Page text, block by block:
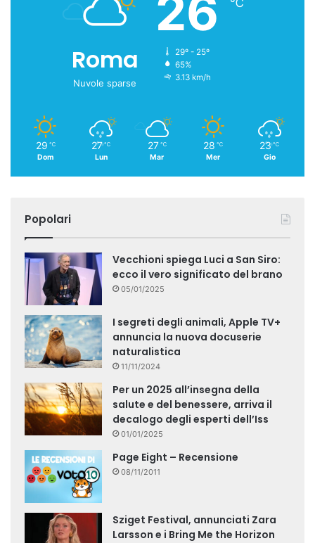
Roma
Nuvole sparse
26 ℃
29º - 25º
65%
3.13 km/h
29 ℃
Dom
27 ℃
Lun
27 ℃
Mar
28 ℃
Mer
23 ℃
Gio
Popolari
Vecchioni spiega Luci a San Siro:
ecco il vero significato del brano
05/01/2025
I segreti degli animali, Apple TV+
annuncia la nuova docuserie
naturalistica
11/11/2024
Per un 2025 all’insegna della
salute e del benessere, arriva il
decalogo degli esperti dell’Iss
01/01/2025
Page Eight – Recensione
08/11/2011
Sziget Festival, annunciati Zara
Larsson e i Bring Me the Horizon